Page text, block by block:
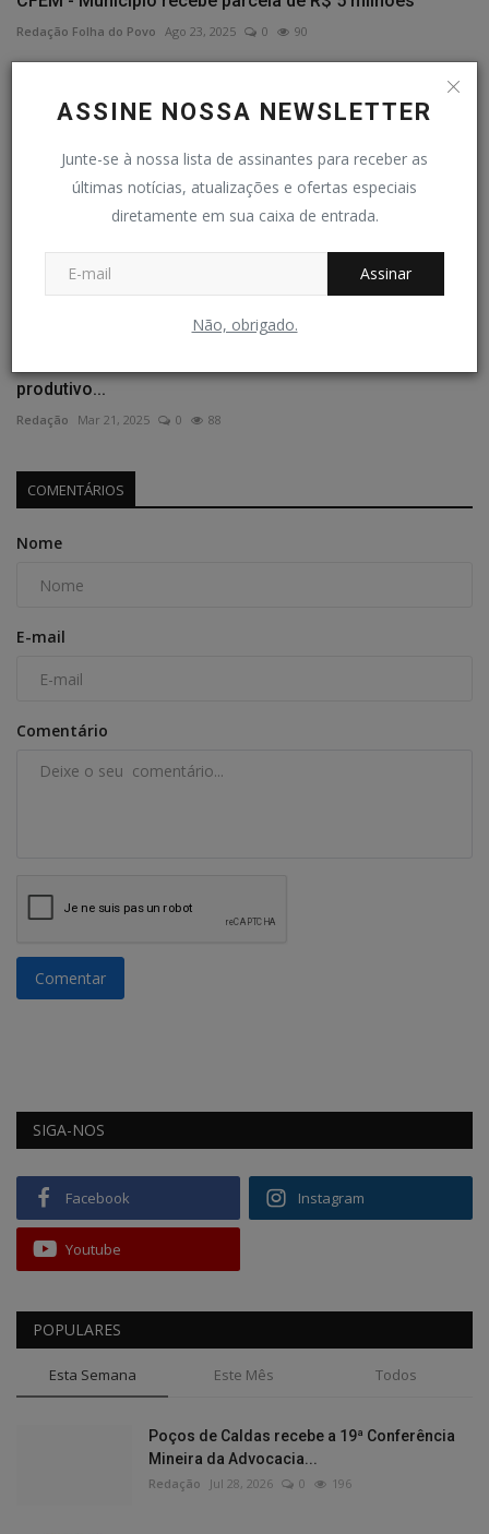
ASSINE NOSSA NEWSLETTER
Junte-se à nossa lista de assinantes para receber as
últimas notícias, atualizações e ofertas especiais
diretamente em sua caixa de entrada.
Assinar
Não, obrigado.
Redação Folha do Povo Ago 23, 2025 0 90
produtivo...
Redação Mar 21, 2025 0 88
COMENTÁRIOS
Nome
E-mail
Comentário
Comentar
SIGA-NOS
Facebook Instagram
Youtube
POPULARES
Esta Semana Este Mês Todos
Poços de Caldas recebe a 19ª Conferência
Mineira da Advocacia...
Redação Jul 28, 2026 0 196